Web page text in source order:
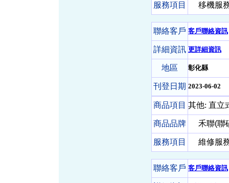
服務項目 移機服
聯絡客戶 客戶聯絡資訊
詳細資訊 更詳細資訊
地區 彰化縣
刊登日期 2023-06-02
商品項目 其他: 直立
商品品牌 禾聯(聯
服務項目 維修服
聯絡客戶 客戶聯絡資訊